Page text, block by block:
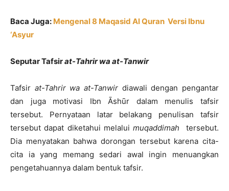
Baca Juga: Mengenal 8 Maqasid Al Quran Versi Ibnu
‘Asyur
Seputar Tafsirat-Tahrir wa at-Tanwir
Tafsir at-Tahrir wa at-Tanwir diawali dengan pengantar
dan juga motivasi Ibn Āshūr dalam menulis tafsir
tersebut. Pernyataan latar belakang penulisan tafsir
tersebut dapat diketahui melaluimuqaddimah tersebut.
Dia menyatakan bahwa dorongan tersebut karena cita-
cita ia yang memang sedari awal ingin menuangkan
pengetahuannya dalam bentuk tafsir.